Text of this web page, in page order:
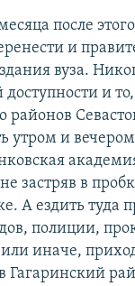
после
и
вуза.
доступности и
районов
утром и
застряв в
А ездить туда
полиции,
иначе,